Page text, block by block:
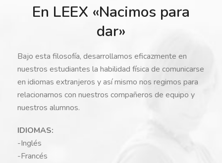
En LEEX «Nacimos para
dar»
Bajo esta filosofía, desarrollamos eficazmente en
nuestros estudiantes la habilidad física de comunicarse
en idiomas extranjeros y así mismo nos regimos para
relacionarnos con nuestros compañeros de equipo y
nuestros alumnos.
IDIOMAS:
-Inglés
-Francés